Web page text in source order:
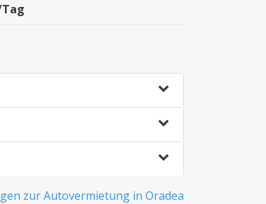
zur Autovermietung in Oradea